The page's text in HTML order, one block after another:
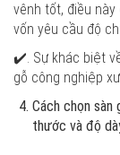
vênh tốt, điều
vốn yêu cầu độ
✔️. Sự khác biệt
gỗ công nghiệp
Cách chọn sàn
thước và độ